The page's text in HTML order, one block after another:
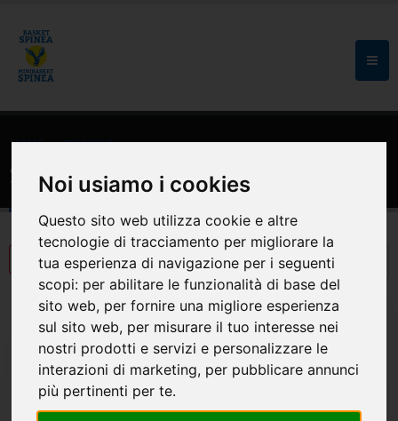
Noi usiamo i cookies
Questo sito web utilizza cookie e altre
tecnologie di tracciamento per migliorare la
tua esperienza di navigazione per i seguenti
scopi: per abilitare le funzionalità di base del
sito web, per fornire una migliore esperienza
sul sito web, per misurare il tuo interesse nei
nostri prodotti e servizi e personalizzare le
interazioni di marketing, per pubblicare annunci
più pertinenti per te.
HOME SPONSOR
Sponsor